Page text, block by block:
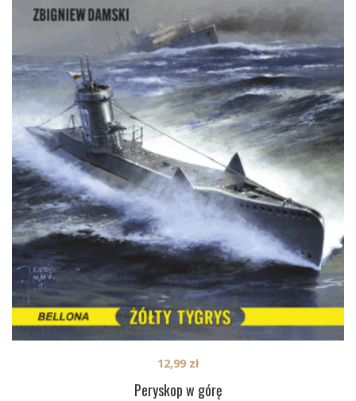
Peryskop w górę
12,99 zł